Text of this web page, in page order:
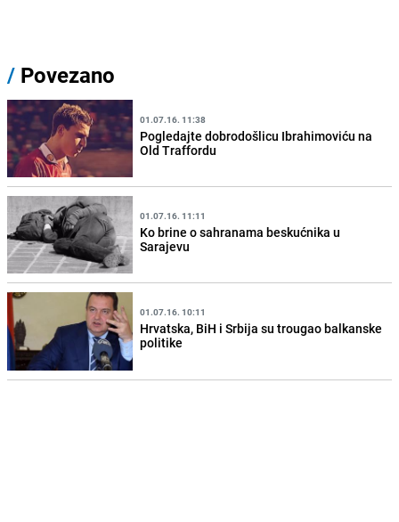
/ Povezano
01.07.16. 11:38
Pogledajte dobrodošlicu Ibrahimoviću na
Old Traffordu
01.07.16. 11:11
Ko brine o sahranama beskućnika u
Sarajevu
01.07.16. 10:11
Hrvatska, BiH i Srbija su trougao balkanske
politike